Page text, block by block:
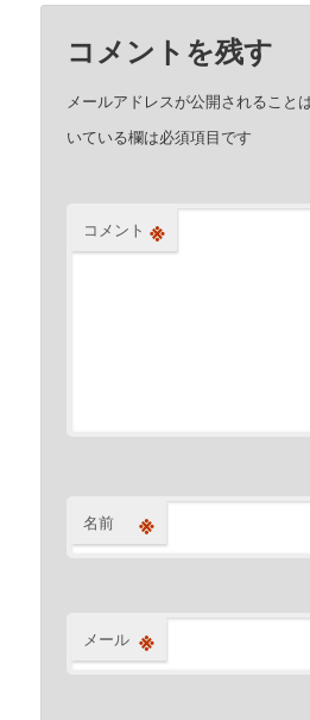
コメントを残す
メールアドレスが公開されること
いている欄は必須項目です
コメント ※
名前 ※
メール ※